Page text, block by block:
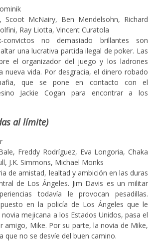
Scoot McNairy, Ben Mendelsohn, Richard
Ray Liotta, Vincent Curatola
no demasiado brillantes son
una lucrativa partida ilegal de poker. Las
el organizador del juego y los ladrones
nueva vida. Por desgracia, el dinero robado
que se pone en contacto con el
Jackie Cogan para encontrar a los
al límite)
Freddy Rodríguez, Eva Longoria, Chaka
J.K. Simmons, Michael Monks
de amistad, lealtad y ambición en las duras
de Los Ángeles. Jim Davis es un militar
todavía le provocan pesadillas.
en la policía de Los Ángeles que le
mejicana a los Estados Unidos, pasa el
amigo, Mike. Por su parte, la novia de Mike,
que no se desvíe del buen camino.